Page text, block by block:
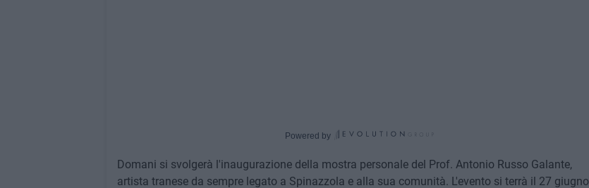
Powered by
Domani si svolgerà l'inaugurazione della mostra personale del Prof. Antonio Russo Galante,
artista tranese da sempre legato a Spinazzola e alla sua comunità. L'evento si terrà il 27 giugno